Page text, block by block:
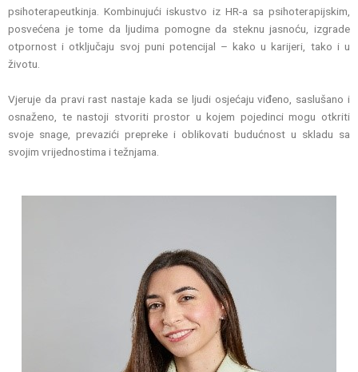
psihoterapeutkinja. Kombinujući iskustvo iz HR-a sa psihoterapijskim,
posvećena je tome da ljudima pomogne da steknu jasnoću, izgrade
otpornost i otključaju svoj puni potencijal – kako u karijeri, tako i u
životu.
Vjeruje da pravi rast nastaje kada se ljudi osjećaju viđeno, saslušano i
osnaženo, te nastoji stvoriti prostor u kojem pojedinci mogu otkriti
svoje snage, prevazići prepreke i oblikovati budućnost u skladu sa
svojim vrijednostima i težnjama.